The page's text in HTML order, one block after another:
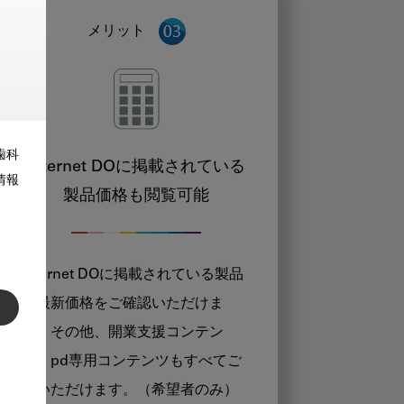
科
報
メリット
Internet DOに掲載されている
製品価格も閲覧可能
Internet DOに掲載されている製品
の最新価格をご確認いただけま
す。その他、開業支援コンテン
ツ、pd専用コンテンツもすべてご
覧いただけます。（希望者のみ）